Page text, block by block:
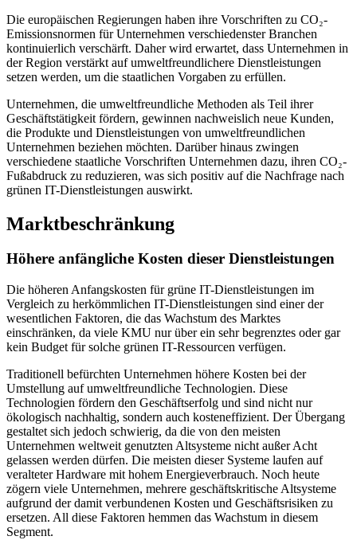
Die europäischen Regierungen haben ihre Vorschriften zu CO₂-
Emissionsnormen für Unternehmen verschiedenster Branchen
kontinuierlich verschärft. Daher wird erwartet, dass Unternehmen in
der Region verstärkt auf umweltfreundlichere Dienstleistungen
setzen werden, um die staatlichen Vorgaben zu erfüllen.
Unternehmen, die umweltfreundliche Methoden als Teil ihrer
Geschäftstätigkeit fördern, gewinnen nachweislich neue Kunden,
die Produkte und Dienstleistungen von umweltfreundlichen
Unternehmen beziehen möchten. Darüber hinaus zwingen
verschiedene staatliche Vorschriften Unternehmen dazu, ihren CO₂-
Fußabdruck zu reduzieren, was sich positiv auf die Nachfrage nach
grünen IT-Dienstleistungen auswirkt.
Marktbeschränkung
Höhere anfängliche Kosten dieser Dienstleistungen
Die höheren Anfangskosten für grüne IT-Dienstleistungen im
Vergleich zu herkömmlichen IT-Dienstleistungen sind einer der
wesentlichen Faktoren, die das Wachstum des Marktes
einschränken, da viele KMU nur über ein sehr begrenztes oder gar
kein Budget für solche grünen IT-Ressourcen verfügen.
Traditionell befürchten Unternehmen höhere Kosten bei der
Umstellung auf umweltfreundliche Technologien. Diese
Technologien fördern den Geschäftserfolg und sind nicht nur
ökologisch nachhaltig, sondern auch kosteneffizient. Der Übergang
gestaltet sich jedoch schwierig, da die von den meisten
Unternehmen weltweit genutzten Altsysteme nicht außer Acht
gelassen werden dürfen. Die meisten dieser Systeme laufen auf
veralteter Hardware mit hohem Energieverbrauch. Noch heute
zögern viele Unternehmen, mehrere geschäftskritische Altsysteme
aufgrund der damit verbundenen Kosten und Geschäftsrisiken zu
ersetzen. All diese Faktoren hemmen das Wachstum in diesem
Segment.